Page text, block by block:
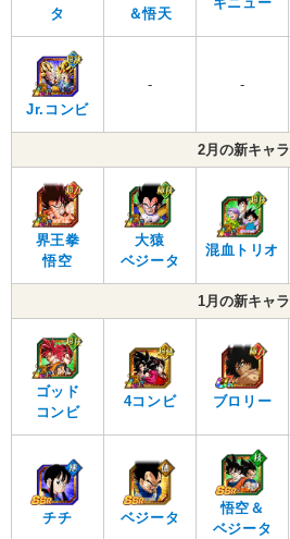
タ
＆悟天
Jr.コンビ
- -
2月の新キャラ
界王拳
悟空
大猿
ベジータ
混血トリオ
1月の新キャラ
ゴッド
コンビ
4コンビ ブロリー
チチ ベジータ
悟空＆
ベジータ